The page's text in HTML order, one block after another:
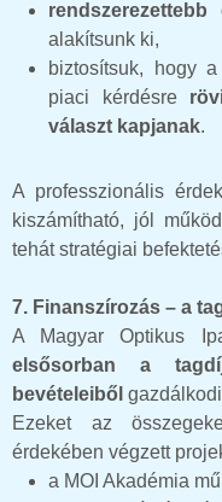
alakítsunk ki,
biztosítsuk, hogy
piaci kérdésre
választ kapjanak.
A professzionális
kiszámítható, jól
tehát stratégiai
7. Finanszírozás – a
A Magyar Optikus
elsősorban a
bevételeiből
Ezeket az
érdekében végzett
a MOI Akadémia